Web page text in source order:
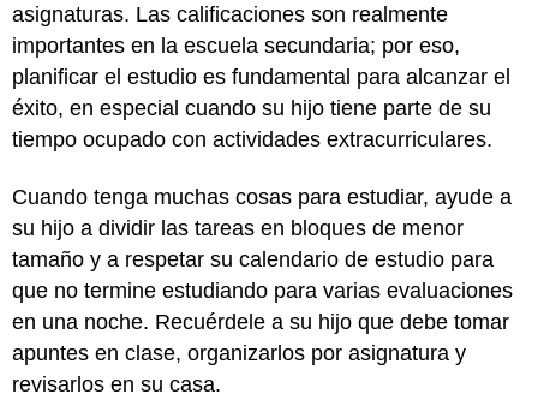
asignaturas. Las calificaciones son realmente
importantes en la escuela secundaria; por eso,
planificar el estudio es fundamental para alcanzar el
éxito, en especial cuando su hijo tiene parte de su
tiempo ocupado con actividades extracurriculares.
Cuando tenga muchas cosas para estudiar, ayude a
su hijo a dividir las tareas en bloques de menor
tamaño y a respetar su calendario de estudio para
que no termine estudiando para varias evaluaciones
en una noche. Recuérdele a su hijo que debe tomar
apuntes en clase, organizarlos por asignatura y
revisarlos en su casa.